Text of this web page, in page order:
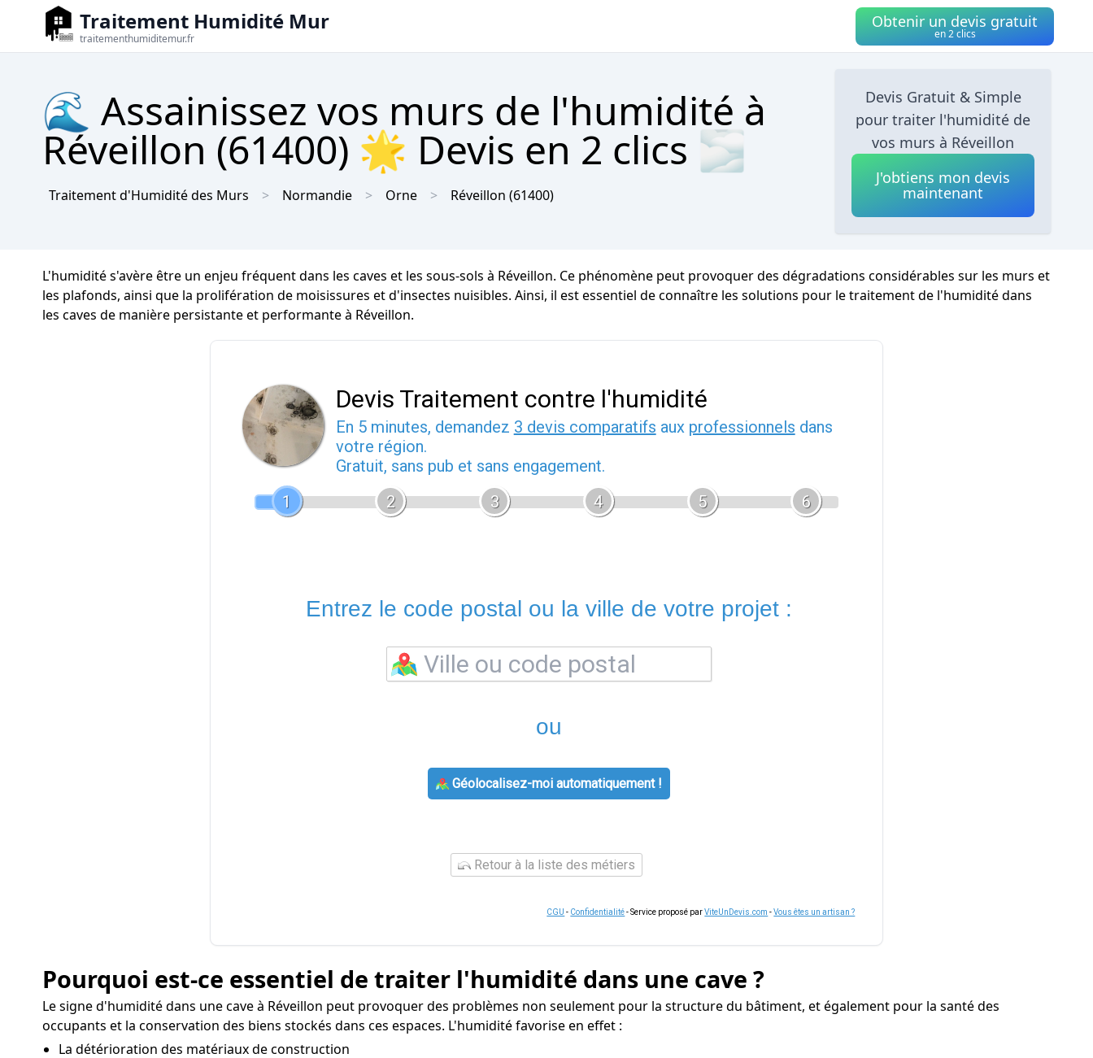
Traitement Humidité Mur
traitementhumiditemur.fr
Obtenir un devis gratuit
en 2 clics
🌊 Assainissez vos murs de l'humidité à
Réveillon (61400) 🌟 Devis en 2 clics 🌫
Traitement d'Humidité des Murs Normandie Orne Réveillon (61400)
Devis Gratuit & Simple
pour traiter l'humidité de
vos murs à Réveillon
J'obtiens mon devis
maintenant
L'humidité s'avère être un enjeu fréquent dans les caves et les sous-sols à Réveillon. Ce phénomène peut provoquer des dégradations considérables sur les murs et
les plafonds, ainsi que la prolifération de moisissures et d'insectes nuisibles. Ainsi, il est essentiel de connaître les solutions pour le traitement de l'humidité dans
les caves de manière persistante et performante à Réveillon.
Devis Traitement contre l'humidité
En 5 minutes, demandez 3 devis comparatifs aux professionnels dans
votre région.
Gratuit, sans pub et sans engagement.
1
2 3 4 5 6
Entrez le code postal ou la ville de votre projet :
ou
Géolocalisez-moi automatiquement !
Retour à la liste des métiers
CGU - Confidentialité- Service proposé parViteUnDevis.com -Vous êtes un artisan ?
Pourquoi est-ce essentiel de traiter l'humidité dans une cave ?
Le signe d'humidité dans une cave à Réveillon peut provoquer des problèmes non seulement pour la structure du bâtiment, et également pour la santé des
occupants et la conservation des biens stockés dans ces espaces. L'humidité favorise en effet :
La détérioration des matériaux de construction